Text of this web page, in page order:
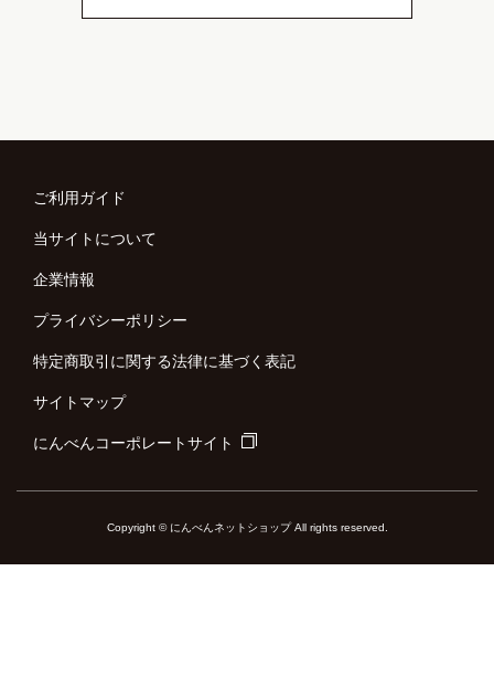
ご利用ガイド
当サイトについて
企業情報
プライバシーポリシー
特定商取引に関する法律に基づく表記
サイトマップ
にんべんコーポレートサイト
Copyright © にんべんネットショップ All rights reserved.